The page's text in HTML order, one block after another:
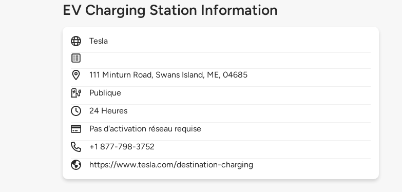
EV Charging Station Information
Tesla
111 Minturn Road, Swans Island, ME,04685
Publique
24 Heures
Pas d'activation réseau requise
+1 877-798-3752
https://www.tesla.com/destination-charging